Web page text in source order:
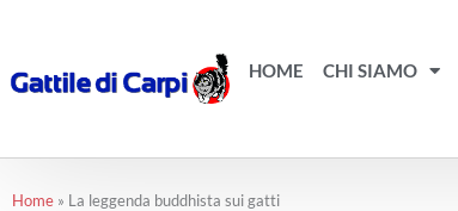
contenuto
HOME CHI SIAMO
Home » La leggenda buddhista sui gatti